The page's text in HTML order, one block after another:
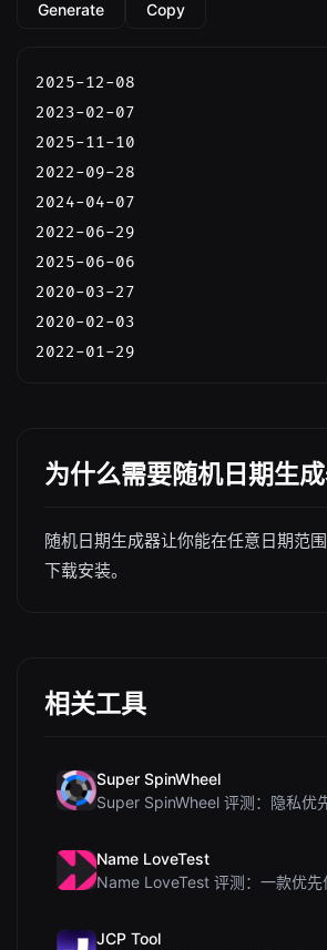
Generate Copy
2025-12-08
2023-02-07
2025-11-10
2022-09-28
2024-04-07
2022-06-29
2025-06-06
2020-03-27
2020-02-03
2022-01-29
为什么需要随机日期生
随机日期生成器让你能在任意日期范
下载安装。
相关工具
Super SpinWheel
Name LoveTest
JCP Tool